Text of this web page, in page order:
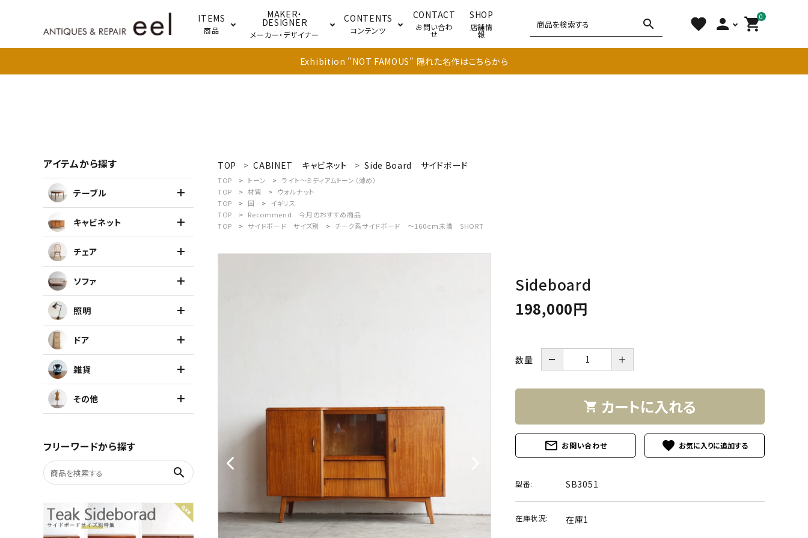
ITEMS
商品
MAKER・
DESIGNER
メーカー・デザイナー
CONTENTS
コンテンツ
CONTACT
お問い合わ
せ
SHOP
店舗情
報
search favorite person 0
shopping_cart
Exhibition "NOT FAMOUS" 隠れた名作はこちらから
アイテムを探す
テーブル
キャビネット
チェア
ソファ
照明
雑貨
TOP CABINET キャビネット Side Board サイドボード
TOP トーン
ライト～ミディアムトーン（薄め）
TOP
材質
ウォルナット
TOP
国
イギリス
TOP
Recommend 今月のおすすめ商品
TOP
サイドボード サイズ別 チーク系サイドボード ～160ｃｍ未満 SHORT
Sideboard
198,000円
数量 － ＋
shopping_cart カートに入れる
mail_outline お問い合わせ favorite
型番: SB3051
在庫状況: 在庫1
アイテムから探す
テーブル
キャビネット
チェア
ソファ
照明
ドア
雑貨
その他
フリーワードから探す
search